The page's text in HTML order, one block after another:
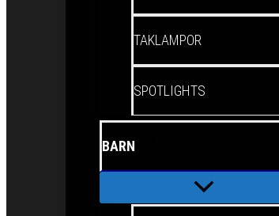
TAKLAMPOR
SPOTLIGHTS
BARN